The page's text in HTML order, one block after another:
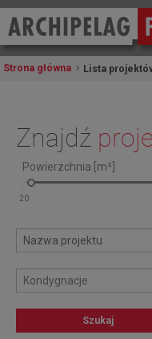
Strona główna Lista
Znajdź
Powierzchnia [m²]
Kondygnacje
Szukaj